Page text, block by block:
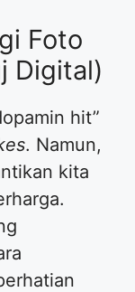
Foto
Digital)
hit”
. Namun,
kita